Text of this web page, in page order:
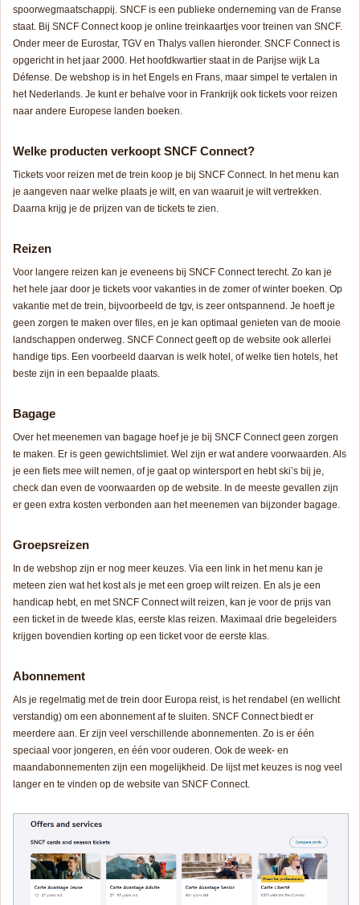
spoorwegmaatschappij. SNCF is een publieke onderneming van de Franse
staat. Bij SNCF Connect koop je online treinkaartjes voor treinen van SNCF.
Onder meer de Eurostar, TGV en Thalys vallen hieronder. SNCF Connect is
opgericht in het jaar 2000. Het hoofdkwartier staat in de Parijse wijk La
Défense. De webshop is in het Engels en Frans, maar simpel te vertalen in
het Nederlands. Je kunt er behalve voor in Frankrijk ook tickets voor reizen
naar andere Europese landen boeken.
Welke producten verkoopt SNCF Connect?
Tickets voor reizen met de trein koop je bij SNCF Connect. In het menu kan
je aangeven naar welke plaats je wilt, en van waaruit je wilt vertrekken.
Daarna krijg je de prijzen van de tickets te zien.
Reizen
Voor langere reizen kan je eveneens bij SNCF Connect terecht. Zo kan je
het hele jaar door je tickets voor vakanties in de zomer of winter boeken. Op
vakantie met de trein, bijvoorbeeld de tgv, is zeer ontspannend. Je hoeft je
geen zorgen te maken over files, en je kan optimaal genieten van de mooie
landschappen onderweg. SNCF Connect geeft op de website ook allerlei
handige tips. Een voorbeeld daarvan is welk hotel, of welke tien hotels, het
beste zijn in een bepaalde plaats.
Bagage
Over het meenemen van bagage hoef je je bij SNCF Connect geen zorgen
te maken. Er is geen gewichtslimiet. Wel zijn er wat andere voorwaarden. Als
je een fiets mee wilt nemen, of je gaat op wintersport en hebt ski’s bij je,
check dan even de voorwaarden op de website. In de meeste gevallen zijn
er geen extra kosten verbonden aan het meenemen van bijzonder bagage.
Groepsreizen
In de webshop zijn er nog meer keuzes. Via een link in het menu kan je
meteen zien wat het kost als je met een groep wilt reizen. En als je een
handicap hebt, en met SNCF Connect wilt reizen, kan je voor de prijs van
een ticket in de tweede klas, eerste klas reizen. Maximaal drie begeleiders
krijgen bovendien korting op een ticket voor de eerste klas.
Abonnement
Als je regelmatig met de trein door Europa reist, is het rendabel (en wellicht
verstandig) om een abonnement af te sluiten. SNCF Connect biedt er
meerdere aan. Er zijn veel verschillende abonnementen. Zo is er één
speciaal voor jongeren, en één voor ouderen. Ook de week- en
maandabonnementen zijn een mogelijkheid. De lijst met keuzes is nog veel
langer en te vinden op de website van SNCF Connect.